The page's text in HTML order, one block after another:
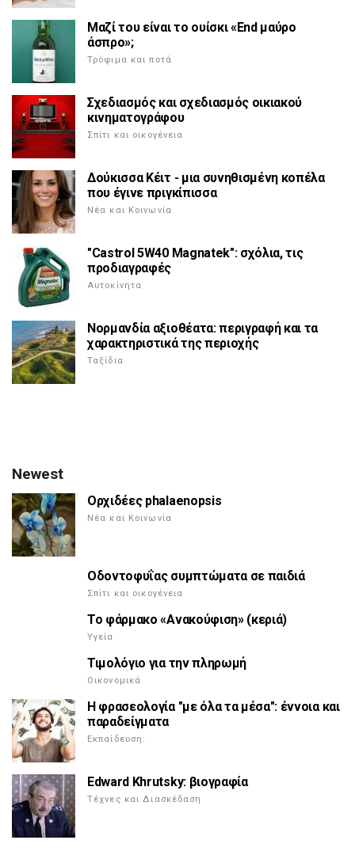
Μαζί του είναι το ουίσκι «End μαύρο
άσπρο»;
Τρόφιμα και ποτά
Σχεδιασμός και σχεδιασμός οικιακού
κινηματογράφου
Σπίτι και οικογένεια
Δούκισσα Κέιτ - μια συνηθισμένη κοπέλα
που έγινε πριγκίπισσα
Νέα και Κοινωνία
"Castrol 5W40 Magnatek": σχόλια, τις
προδιαγραφές
Αυτοκίνητα
Νορμανδία αξιοθέατα: περιγραφή και τα
χαρακτηριστικά της περιοχής
Ταξίδια
Newest
Ορχιδέες phalaenopsis
Νέα και Κοινωνία
Οδοντοφυΐας συμπτώματα σε παιδιά
Σπίτι και οικογένεια
Το φάρμακο «Ανακούφιση» (κεριά)
Υγεία
Τιμολόγιο για την πληρωμή
Οικονομικά
Η φρασεολογία "με όλα τα μέσα": έννοια και
παραδείγματα
Εκπαίδευση:
Edward Khrutsky: βιογραφία
Τέχνες και Διασκέδαση